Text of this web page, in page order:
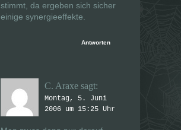
stimmt, da ergeben sich sicher
einige synergieeffekte.
Antworten
C. Araxe sagt:
Montag, 5. Juni
2006 um 15:25 Uhr